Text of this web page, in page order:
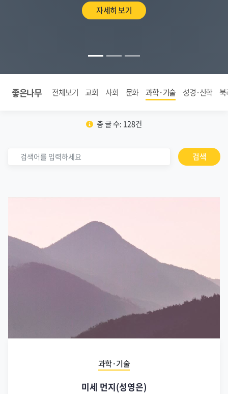
자세히 보기
좋은나무 전체보기 교회 사회 문화 과학·기술 성경·신학
총 글 수: 128건
검색
과학·기술
미세 먼지(성영은)